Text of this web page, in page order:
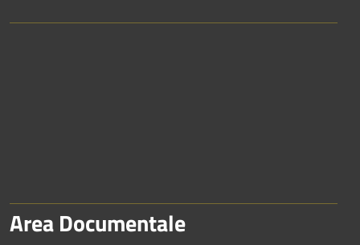
Area Documentale